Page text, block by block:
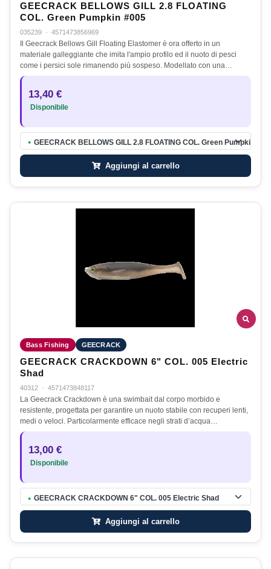
GEECRACK BELLOWS GILL 2.8 FLOATING
COL. Green Pumpkin #005
035239 · 4571473856969
Il Geecrack Bellows Gill Floating Elastomer è ora offerto in un
materiale galleggiante che imita l'ampio profilo ed il nuoto di pesci
come i persici sole rimanendo più sospeso. Modellato con una…
13,40 €
Disponibile
● GEECRACK BELLOWS GILL 2.8 FLOATING COL. Green Pumpkin
Aggiungi al carrello
Bass Fishing GEECRACK
GEECRACK CRACKDOWN 6" COL. 005 Electric
Shad
40312 · 4571473848117
La Geecrack Crackdown è una swimbait dal corpo morbido e
resistente, progettata per garantire un nuoto stabile con recuperi lenti,
medi o veloci. Particolarmente efficace negli strati d’acqua…
13,00 €
Disponibile
● GEECRACK CRACKDOWN 6" COL. 005 Electric Shad
Aggiungi al carrello